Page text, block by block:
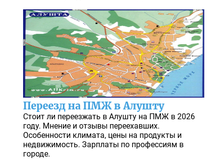
Переезд на ПМЖ в Алушту
Стоит ли переезжать в Алушту на ПМЖ в 2026
году. Мнение и отзывы переехавших.
Особенности климата, цены на продукты и
недвижимость. Зарплаты по профессиям в
городе.